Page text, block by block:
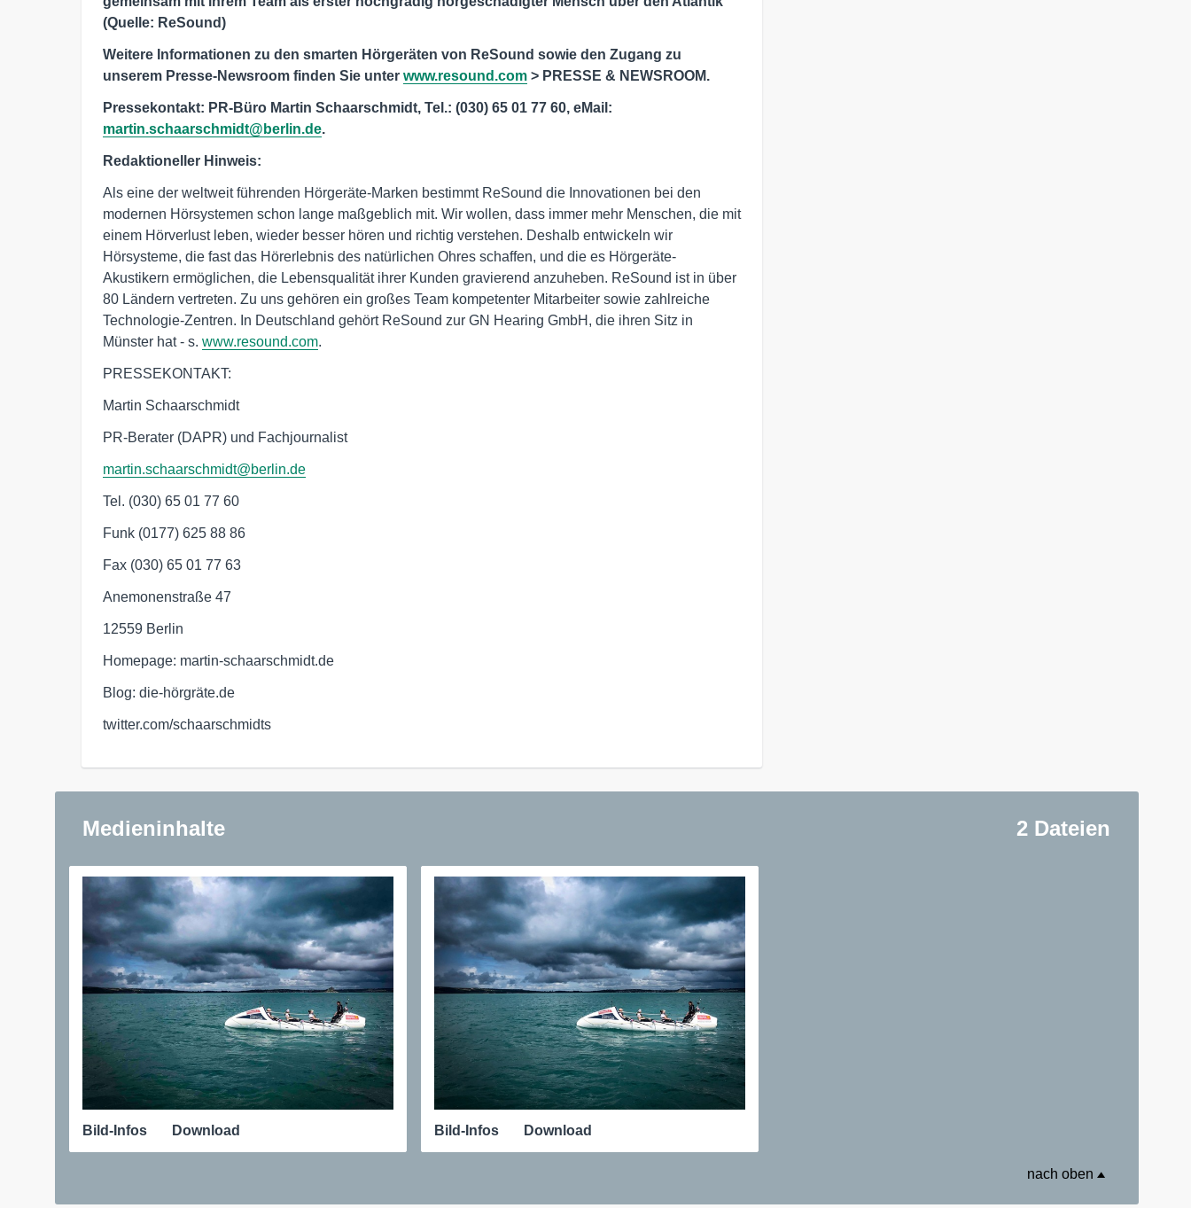
(Quelle: ReSound)
Weitere Informationen zu den smarten Hörgeräten von ReSound sowie den Zugang zu
unserem Presse-Newsroom finden Sie unter www.resound.com > PRESSE & NEWSROOM.
Pressekontakt: PR-Büro Martin Schaarschmidt, Tel.: (030) 65 01 77 60, eMail:
martin.schaarschmidt@berlin.de.
Redaktioneller Hinweis:
Als eine der weltweit führenden Hörgeräte-Marken bestimmt ReSound die Innovationen bei den
modernen Hörsystemen schon lange maßgeblich mit. Wir wollen, dass immer mehr Menschen, die mit
einem Hörverlust leben, wieder besser hören und richtig verstehen. Deshalb entwickeln wir
Hörsysteme, die fast das Hörerlebnis des natürlichen Ohres schaffen, und die es Hörgeräte-
Akustikern ermöglichen, die Lebensqualität ihrer Kunden gravierend anzuheben. ReSound ist in über
80 Ländern vertreten. Zu uns gehören ein großes Team kompetenter Mitarbeiter sowie zahlreiche
Technologie-Zentren. In Deutschland gehört ReSound zur GN Hearing GmbH, die ihren Sitz in
Münster hat - s. www.resound.com.
PRESSEKONTAKT:
Martin Schaarschmidt
PR-Berater (DAPR) und Fachjournalist
martin.schaarschmidt@berlin.de
Tel. (030) 65 01 77 60
Funk (0177) 625 88 86
Fax (030) 65 01 77 63
Anemonenstraße 47
12559 Berlin
Homepage: martin-schaarschmidt.de
Blog: die-hörgräte.de
twitter.com/schaarschmidts
Medieninhalte 2 Dateien
Bild-Infos Download Bild-Infos Download
nach oben